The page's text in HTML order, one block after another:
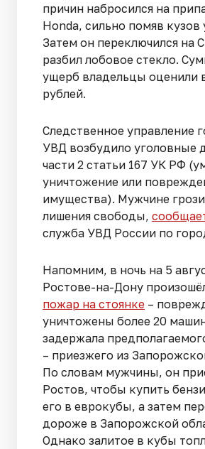
причин набросился на
Honda, сильно помяв кузов
Затем он переключился на
разбил лобовое стекло.
ущерб владельцы оценили
рублей.
Следственное управление
УВД возбудило уголовные
части 2 статьи 167 УК РФ
уничтожение или
имущества). Мужчине
лишения свободы,
служба УВД России по
Напомним, в ночь на 5
Ростове-на-Дону
пожар на стоянке –
уничтожены более 20
задержала
– приезжего из
По словам мужчины, он
Ростов, чтобы купить
его в еврокубы, а затем
дороже в Запорожской
Однако залитое в кубы